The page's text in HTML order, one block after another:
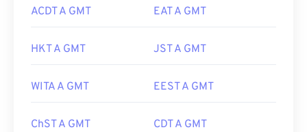
ACDT A GMT EAT A GMT
HKT A GMT JST A GMT
WITA A GMT EEST A GMT
ChST A GMT CDT A GMT